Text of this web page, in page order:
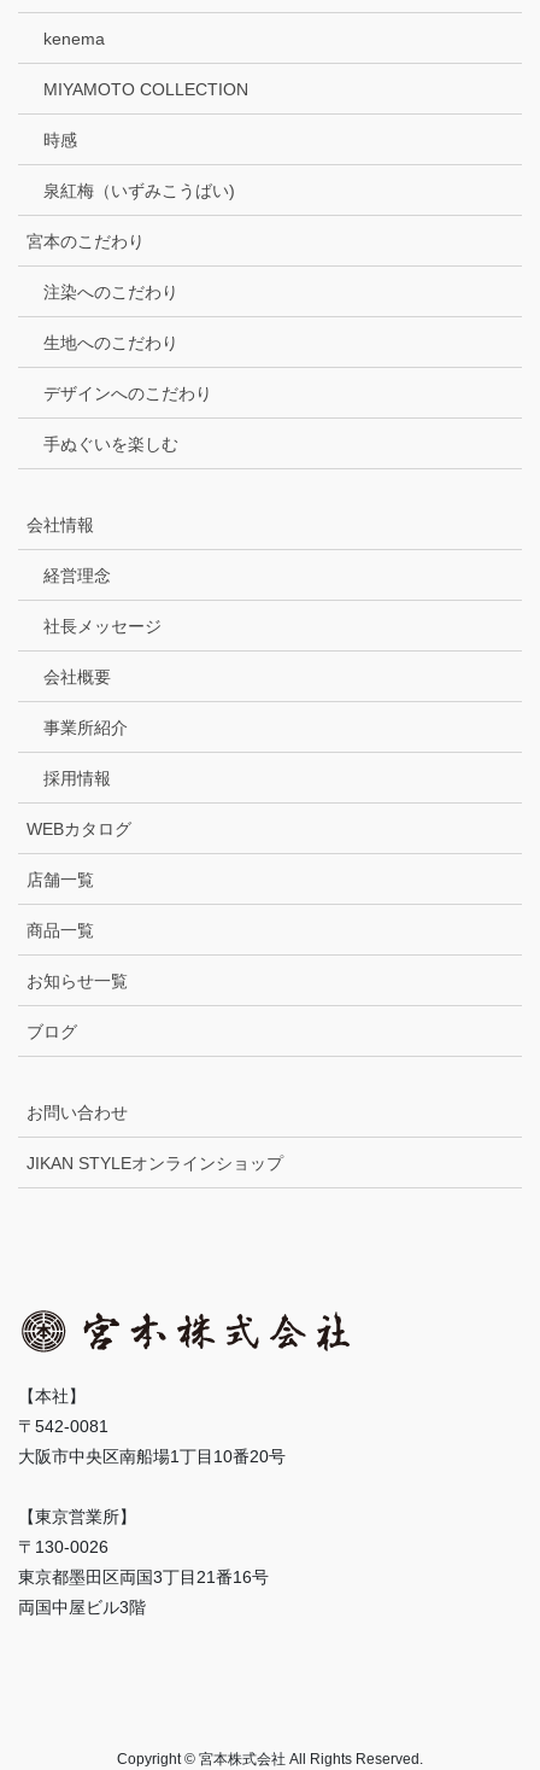
kenema
MIYAMOTO COLLECTION
時感
泉紅梅（いずみこうばい)
宮本のこだわり
注染へのこだわり
生地へのこだわり
デザインへのこだわり
手ぬぐいを楽しむ
会社情報
経営理念
社長メッセージ
会社概要
事業所紹介
採用情報
WEBカタログ
店舗一覧
商品一覧
お知らせ一覧
ブログ
お問い合わせ
JIKAN STYLEオンラインショップ
【本社】
〒542-0081
大阪市中央区南船場1丁目10番20号
【東京営業所】
〒130-0026
東京都墨田区両国3丁目21番16号
両国中屋ビル3階
Copyright © 宮本株式会社 All Rights Reserved.